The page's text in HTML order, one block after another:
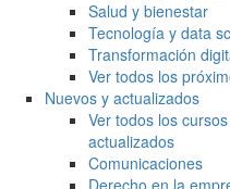
Salud y bienestar
Tecnología y data
Transformación
Ver todos los
Nuevos y actualizados
Ver todos los
actualizados
Comunicaciones